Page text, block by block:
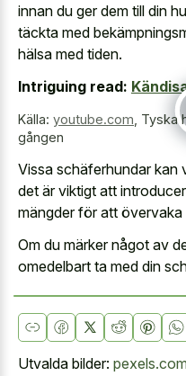
innan du ger dem till din
täckta med
hälsa med tiden.
Intriguing read:
Källa: youtube.com Tyska
gången
Vissa schäferhundar kan
det är viktigt att
mängder för att övervaka
Om du märker något av
omedelbart ta med din
Utvalda bilder: pexels.com